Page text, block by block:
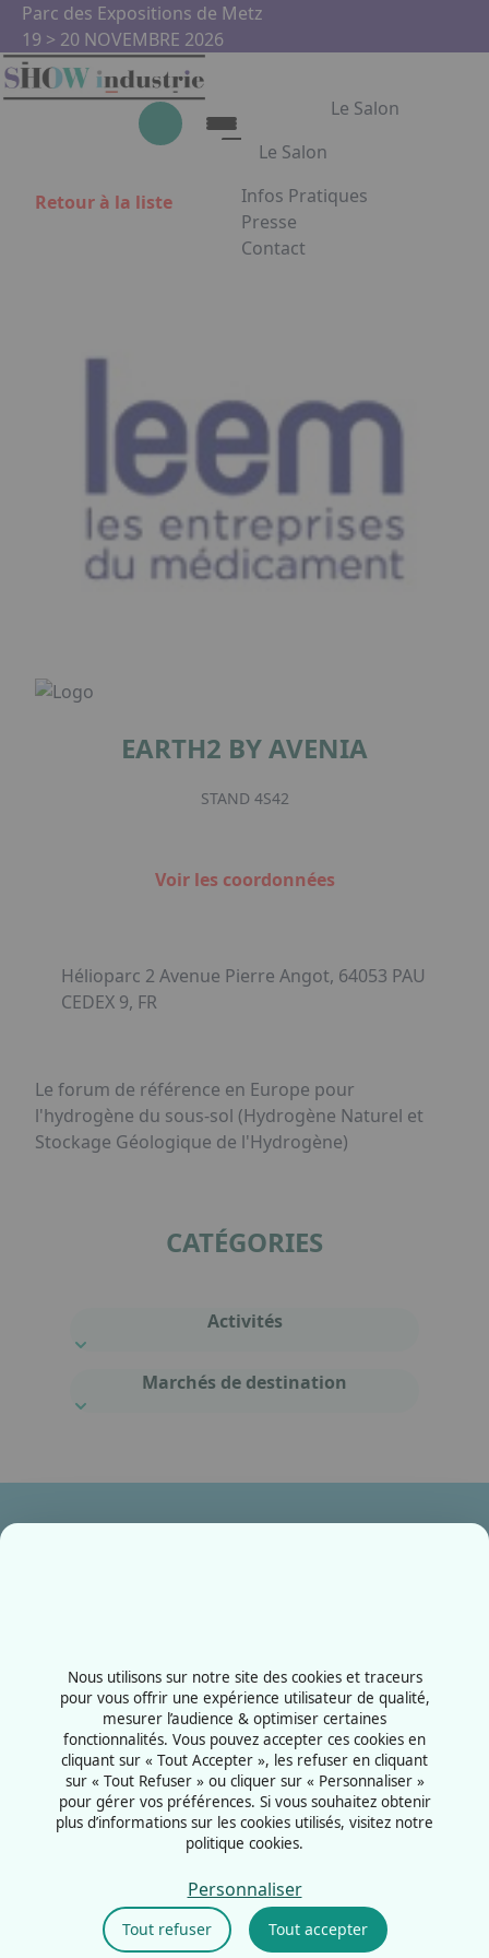
Aller au contenu principal
Parc des Expositions de Metz
19 > 20 NOVEMBRE 2026
Le Salon
Le Salon
Le Salon
Show Industrie
Infos Pratiques
Presse
Contact
Retour à la liste
EARTH2 BY AVENIA
STAND 4S42
Voir les coordonnées
Hélioparc 2 Avenue Pierre Angot, 64053 PAU
CEDEX 9, FR
Le forum de référence en Europe pour
l'hydrogène du sous-sol (Hydrogène Naturel et
Stockage Géologique de l'Hydrogène)
CATÉGORIES
Activités
Marchés de destination
Rue de la Grange aux bois
57070 - Metz
France
Politiques de confidentialité
Panneau de gestion des cookies
Nous utilisons sur notre site des cookies et traceurs
pour vous offrir une expérience utilisateur de qualité,
mesurer l’audience & optimiser certaines
fonctionnalités. Vous pouvez accepter ces cookies en
cliquant sur « Tout Accepter », les refuser en cliquant
sur « Tout Refuser » ou cliquer sur « Personnaliser »
pour gérer vos préférences. Si vous souhaitez obtenir
plus d’informations sur les cookies utilisés, visitez notre
politique cookies.
Tout accepter
Tout refuser
Personnaliser